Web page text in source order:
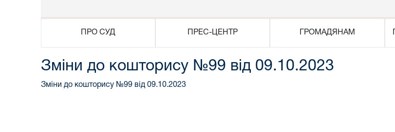
ПРО СУД ПРЕС-ЦЕНТР ГРОМАДЯНАМ
Зміни до кошторису №99 від 09.10.2023
Зміни до кошторису №99 від 09.10.2023